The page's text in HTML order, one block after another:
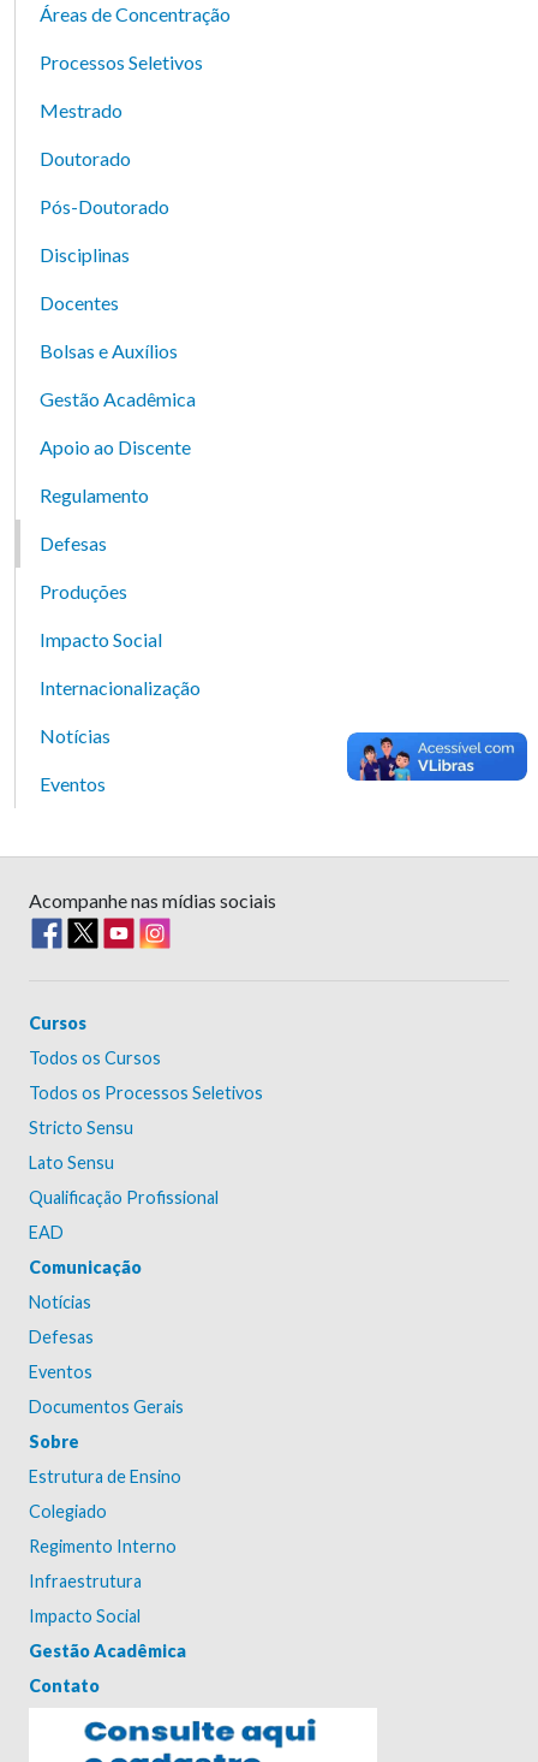
Áreas de Concentração
Processos Seletivos
Mestrado
Doutorado
Pós-Doutorado
Disciplinas
Docentes
Bolsas e Auxílios
Gestão Acadêmica
Apoio ao Discente
Regulamento
Defesas
Produções
Impacto Social
Internacionalização
Notícias
Eventos
Acompanhe nas mídias sociais
Cursos
Todos os Cursos
Todos os Processos Seletivos
Stricto Sensu
Lato Sensu
Qualificação Profissional
EAD
Comunicação
Notícias
Defesas
Eventos
Documentos Gerais
Sobre
Estrutura de Ensino
Colegiado
Regimento Interno
Infraestrutura
Impacto Social
Gestão Acadêmica
Contato